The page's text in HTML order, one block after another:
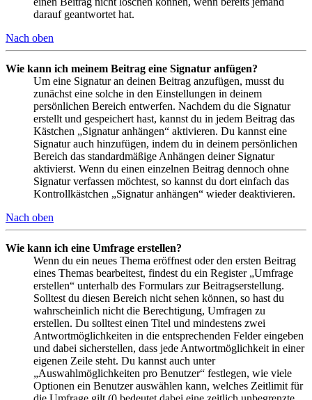
darauf geantwortet hat.
Nach oben
Wie kann ich meinem Beitrag eine Signatur anfügen?
Um eine Signatur an deinen Beitrag anzufügen, musst du
zunächst eine solche in den Einstellungen in deinem
persönlichen Bereich entwerfen. Nachdem du die Signatur
erstellt und gespeichert hast, kannst du in jedem Beitrag das
Kästchen „Signatur anhängen“ aktivieren. Du kannst eine
Signatur auch hinzufügen, indem du in deinem persönlichen
Bereich das standardmäßige Anhängen deiner Signatur
aktivierst. Wenn du einen einzelnen Beitrag dennoch ohne
Signatur verfassen möchtest, so kannst du dort einfach das
Kontrollkästchen „Signatur anhängen“ wieder deaktivieren.
Nach oben
Wie kann ich eine Umfrage erstellen?
Wenn du ein neues Thema eröffnest oder den ersten Beitrag
eines Themas bearbeitest, findest du ein Register „Umfrage
erstellen“ unterhalb des Formulars zur Beitragserstellung.
Solltest du diesen Bereich nicht sehen können, so hast du
wahrscheinlich nicht die Berechtigung, Umfragen zu
erstellen. Du solltest einen Titel und mindestens zwei
Antwortmöglichkeiten in die entsprechenden Felder eingeben
und dabei sicherstellen, dass jede Antwortmöglichkeit in einer
eigenen Zeile steht. Du kannst auch unter
„Auswahlmöglichkeiten pro Benutzer“ festlegen, wie viele
Optionen ein Benutzer auswählen kann, welches Zeitlimit für